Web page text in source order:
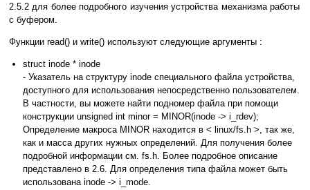
2.5.2 для более подробного изучения устройства механизма работы
с буфером.
Функции read() и write() используют следующие аргументы :
struct inode * inode
- Указатель на структуру inode специального файла устройства,
доступного для использования непосредственно пользователем.
В частности, вы можете найти подномер файла при помощи
конструкции unsigned int minor = MINOR(inode -> i_rdev);
Определение макроса MINOR находится в < linux/fs.h >, так же,
как и масса других нужных определений. Для получения более
подробной информации см. fs.h. Более подробное описание
представлено в 2.6. Для определения типа файла может быть
использована inode -> i_mode.